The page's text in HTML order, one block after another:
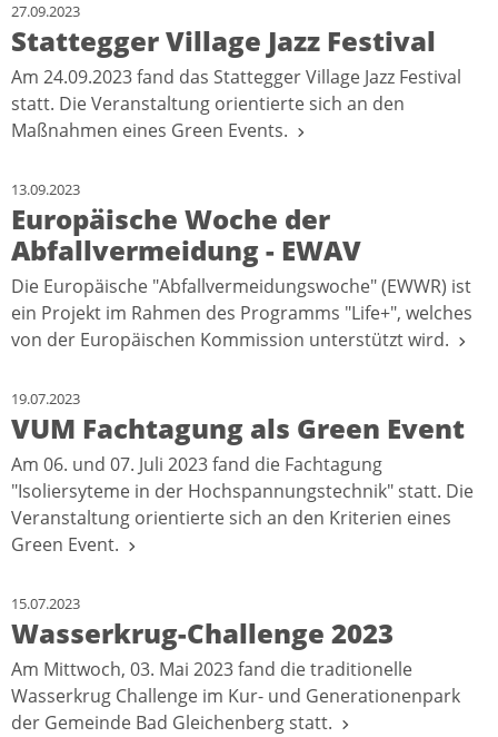
27.09.2023
Stattegger Village Jazz Festival
Am 24.09.2023 fand das Stattegger Village Jazz Festival
statt. Die Veranstaltung orientierte sich an den
Maßnahmen eines Green Events.
13.09.2023
Europäische Woche der
Abfallvermeidung - EWAV
Die Europäische "Abfallvermeidungswoche" (EWWR) ist
ein Projekt im Rahmen des Programms "Life+", welches
von der Europäischen Kommission unterstützt wird.
19.07.2023
VUM Fachtagung als Green Event
Am 06. und 07. Juli 2023 fand die Fachtagung
"Isoliersyteme in der Hochspannungstechnik" statt. Die
Veranstaltung orientierte sich an den Kriterien eines
Green Event.
15.07.2023
Wasserkrug-Challenge 2023
Am Mittwoch, 03. Mai 2023 fand die traditionelle
Wasserkrug Challenge im Kur- und Generationenpark
der Gemeinde Bad Gleichenberg statt.